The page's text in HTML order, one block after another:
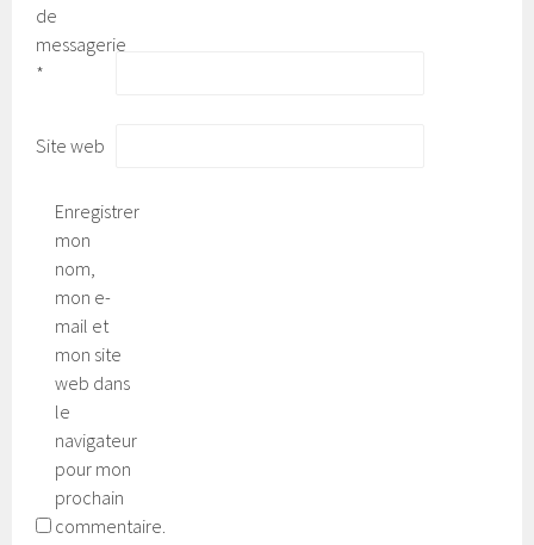
de
messagerie
*
Site web
Enregistrer
mon
nom,
mon e-
mail et
mon site
web dans
le
navigateur
pour mon
prochain
commentaire.